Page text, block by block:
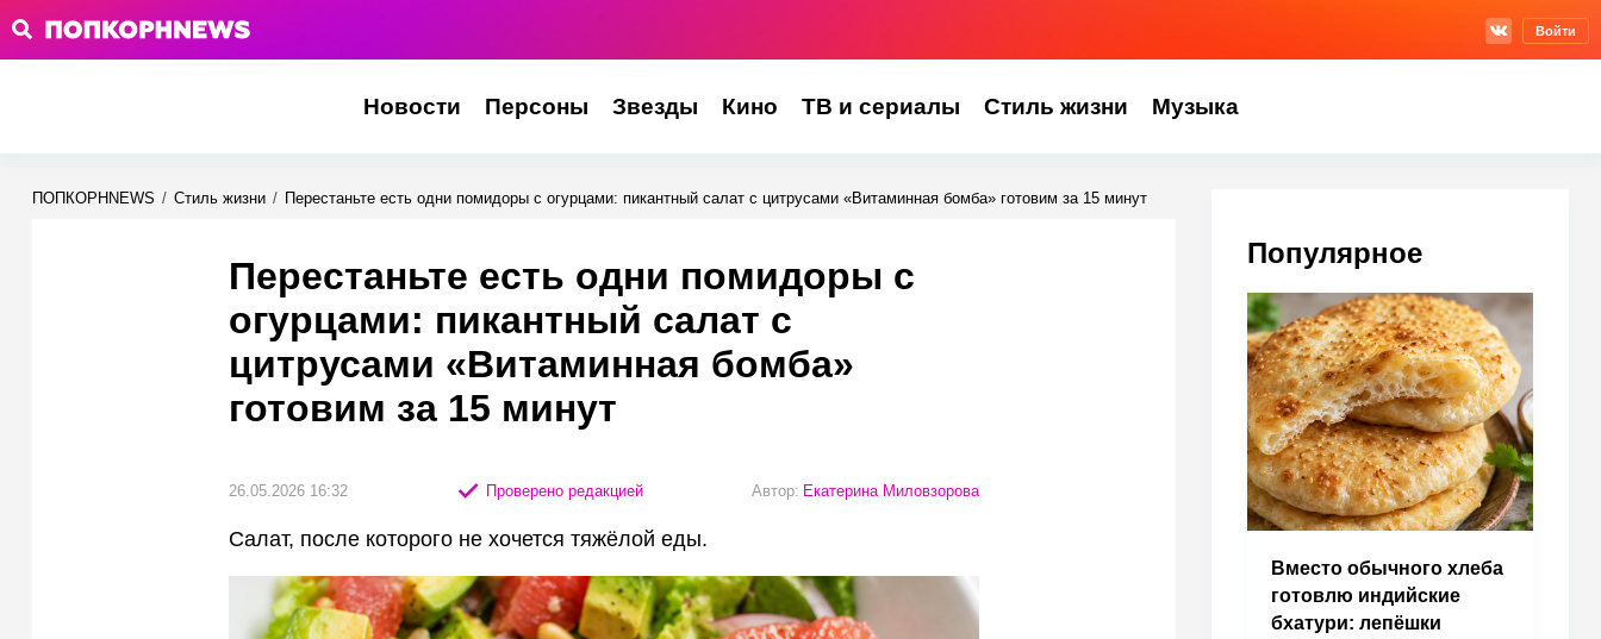
Войти
Новости Персоны Звезды Кино ТВ и сериалы Стиль жизни Музыка
ПОПКОРНNEWS / Стиль жизни / Перестаньте есть одни помидоры с огурцами: пикантный салат с цитрусами «Витаминная бомба» готовим за 15 минут
Перестаньте есть одни помидоры с
огурцами: пикантный салат с
цитрусами «Витаминная бомба»
готовим за 15 минут
26.05.2026 16:32 Проверено редакцией Автор: Екатерина Миловзорова
Салат, после которого не хочется тяжёлой еды.
Популярное
Вместо обычного хлеба
готовлю индийские
бхатури: лепёшки